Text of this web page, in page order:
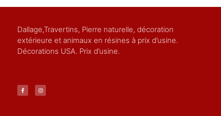
Dallage,Travertins, Pierre naturelle, décoration
extérieure et animaux en résines à prix d’usine.
Décorations USA. Prix d’usine.